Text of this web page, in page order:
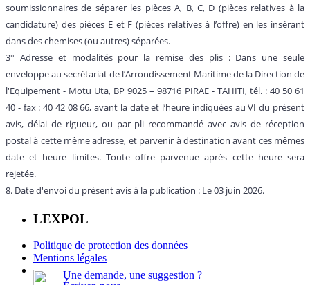
soumissionnaires de séparer les pièces A, B, C, D (pièces relatives à la
candidature) des pièces E et F (pièces relatives à l’offre) en les insérant
dans des chemises (ou autres) séparées.
3° Adresse et modalités pour la remise des plis : Dans une seule
enveloppe au secrétariat de l’Arrondissement Maritime de la Direction de
l'Equipement - Motu Uta, BP 9025 – 98716 PIRAE - TAHITI, tél. : 40 50 61
40 - fax : 40 42 08 66, avant la date et l’heure indiquées au VI du présent
avis, délai de rigueur, ou par pli recommandé avec avis de réception
postal à cette même adresse, et parvenir à destination avant ces mêmes
date et heure limites. Toute offre parvenue après cette heure sera
rejetée.
8. Date d'envoi du présent avis à la publication : Le 03 juin 2026.
LEXPOL
Politique de protection des données
Mentions légales
Une demande, une suggestion ?